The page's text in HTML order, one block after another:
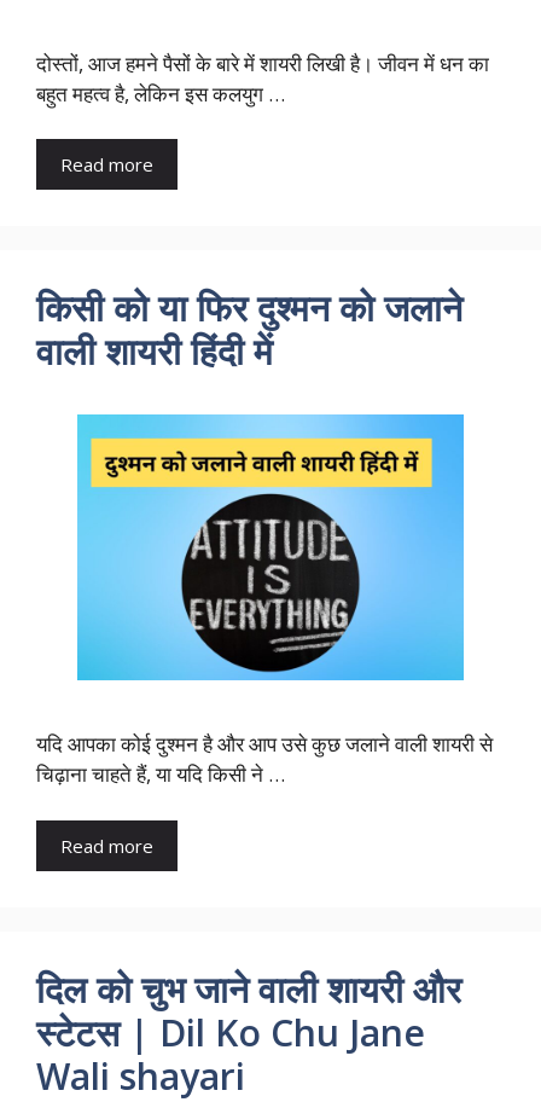
दोस्तों, आज हमने पैसों के बारे में शायरी लिखी है। जीवन में धन का
बहुत महत्व है, लेकिन इस कलयुग …
Read more
किसी को या फिर दुश्मन को जलाने
वाली शायरी हिंदी में
यदि आपका कोई दुश्मन है और आप उसे कुछ जलाने वाली शायरी से
चिढ़ाना चाहते हैं, या यदि किसी ने …
Read more
दिल को चुभ जाने वाली शायरी और
स्टेटस | Dil Ko Chu Jane
Wali shayari